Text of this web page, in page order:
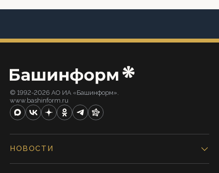
© 1992-2026 АО ИА «Башинформ».
www.bashinform.ru
НОВОСТИ